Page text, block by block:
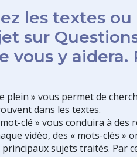
les textes
sur
vous y aidera.
plein » vous permet de
dans les textes.
clé » vous conduira à des
vidéo, des « mots-clés »
sujets traités. Par